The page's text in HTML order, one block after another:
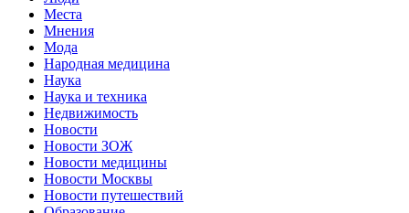
Места
Мнения
Мода
Народная медицина
Наука
Наука и техника
Недвижимость
Новости
Новости ЗОЖ
Новости медицины
Новости Москвы
Новости путешествий